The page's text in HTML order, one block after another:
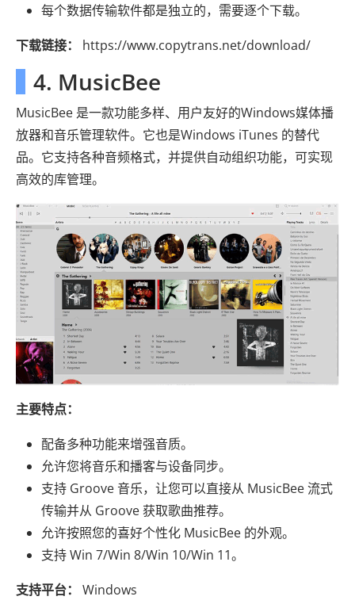
每个数据传输软件都是独立的，需要逐个下载。
下载链接：
https://www.copytrans.net/download/
4. MusicBee
MusicBee 是一款功能多样、用户友好的Windows媒体播
放器和音乐管理软件。它也是Windows iTunes 的替代
品。它支持各种音频格式，并提供自动组织功能，可实现
高效的库管理。
主要特点：
配备多种功能来增强音质。
允许您将音乐和播客与设备同步。
支持 Groove 音乐，让您可以直接从 MusicBee 流式
传输并从 Groove 获取歌曲推荐。
允许按照您的喜好个性化 MusicBee 的外观。
支持 Win 7/Win 8/Win 10/Win 11。
支持平台：
Windows